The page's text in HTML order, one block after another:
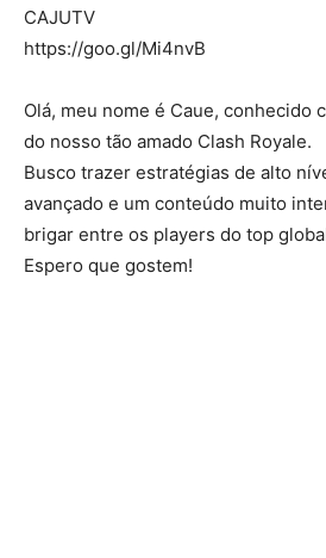
CAJUTV
https://goo.gl/Mi4nvB
Olá, meu nome é Caue, conhecido
do nosso tão amado Clash Royale.
Busco trazer estratégias de alto
avançado e um conteúdo muito
brigar entre os players do top
Espero que gostem!